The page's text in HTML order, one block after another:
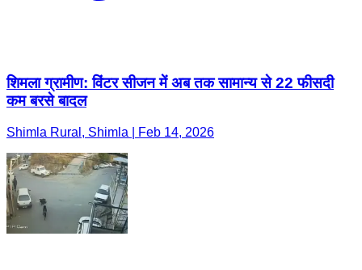
शिमला ग्रामीण: विंटर सीजन में अब तक सामान्य से 22 फीसदी
कम बरसे बादल
Shimla Rural, Shimla | Feb 14, 2026